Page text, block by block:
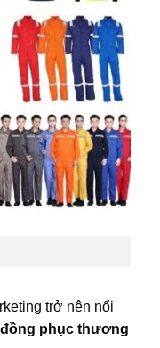
trở nên nổi
đồng phục thương